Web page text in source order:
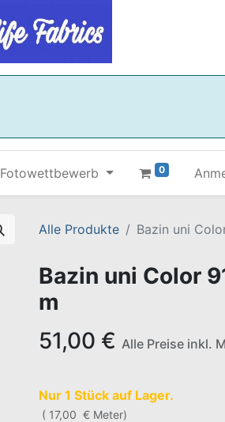
Fotowettbewerb 0
Alle Produkte Bazin uni
Bazin uni Color
m
51,00 € Alle Preise inkl.
Nur 1 Stück auf Lager.
( 17,00 € Meter)